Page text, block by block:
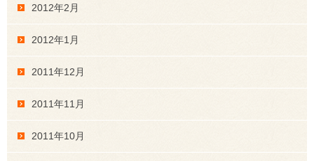
2012年2月
2012年1月
2011年12月
2011年11月
2011年10月